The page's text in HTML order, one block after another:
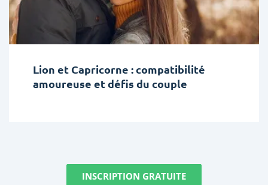
Lion et Capricorne : compatibilité
amoureuse et défis du couple
INSCRIPTION GRATUITE